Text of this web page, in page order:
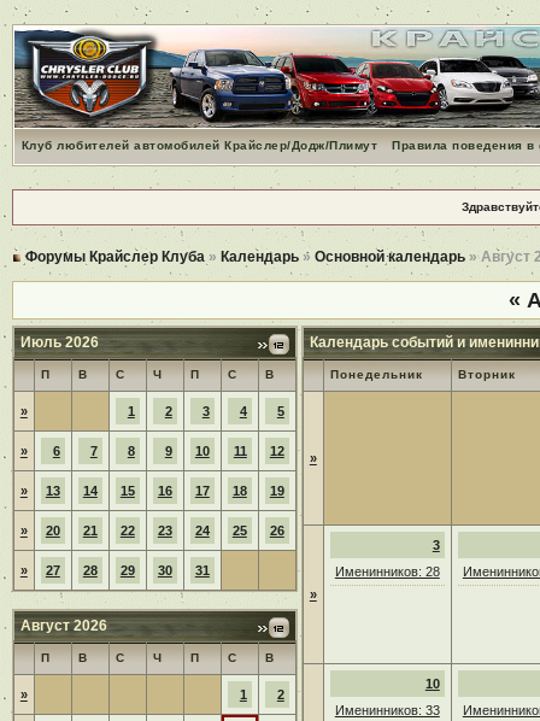
Клуб любителей автомобилей Крайслер/Додж/Плимут Правила поведения
Форумы Крайслер Клуба » Календарь» Основной календарь» Август
«
Июль 2026
П В С Ч П С В
» 1 2 3 4 5
» 6 7 8 9 10 11 12
» 13 14 15 16 17 18 19
» 20 21 22 23 24 25 26
» 27 28 29 30 31
Август 2026
П В С Ч П С В
» 1 2
Календарь событий и
Понедельник Вторник
»
»
3
Именинников: 28
10
Именинников: 33